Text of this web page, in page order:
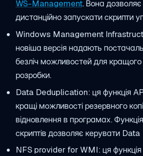
WS-Management. Вона
дистанційно запускати скрипти
Windows Management
новіша версія надають
безліч можливостей для
розробки.
Data Deduplication: ця функція
кращі можливості резервного
відновлення в програмах.
скриптів дозволяє керувати
NFS provider for WMI: ця